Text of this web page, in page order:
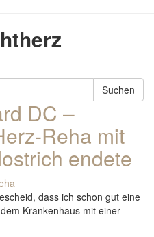
Suchen
DC –
Reha mit
endete
dass ich schon gut eine
Krankenhaus mit einer